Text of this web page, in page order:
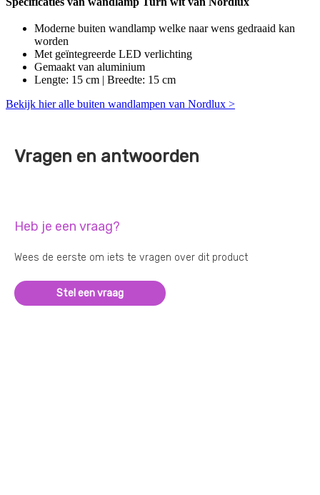
Moderne buiten wandlamp welke naar wens gedraaid kan
worden
Met geïntegreerde LED verlichting
Gemaakt van aluminium
Lengte: 15 cm | Breedte: 15 cm
Bekijk hier alle buiten wandlampen van Nordlux >
Vragen en antwoorden
Heb je een vraag?
Wees de eerste om iets te vragen over dit product
Stel een vraag